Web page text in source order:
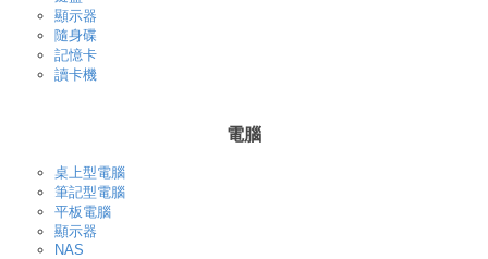
顯示器
隨身碟
記憶卡
讀卡機
電腦
桌上型電腦
筆記型電腦
平板電腦
顯示器
NAS